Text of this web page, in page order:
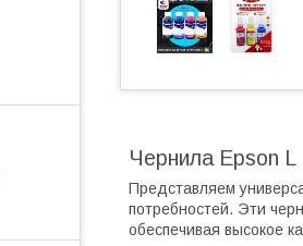
Чернила Epson
Представляем
потребностей. Эти
обеспечивая высокое